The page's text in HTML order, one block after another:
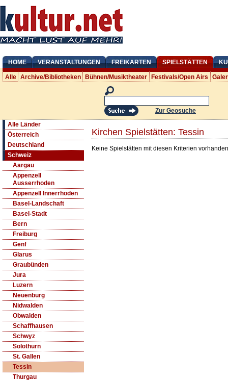
HOME VERANSTALTUNGEN FREIKARTEN SPIELSTÄTTEN
Alle Archive/Bibliotheken Bühnen/Musiktheater Festivals/Open Airs
Zur Geosuche
Alle Länder
Österreich
Deutschland
Schweiz
Aargau
Appenzell
Ausserrhoden
Appenzell Innerrhoden
Basel-Landschaft
Basel-Stadt
Bern
Freiburg
Genf
Glarus
Graubünden
Jura
Luzern
Neuenburg
Nidwalden
Obwalden
Schaffhausen
Schwyz
Solothurn
St. Gallen
Tessin
Thurgau
Kirchen Spielstätten: Tessin
Keine Spielstätten mit diesen Kriterien